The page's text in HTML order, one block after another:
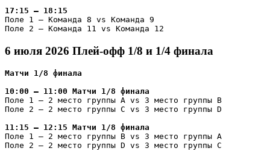
17:15 – 18:15
Поле 1 — Команда 8 vs Команда 9
Поле 2 — Команда 11 vs Команда 12
6 июля 2026 Плей-офф 1/8 и 1/4 финала
Матчи 1/8 финала
10:00 – 11:00 Матчи 1/8 финала
Поле 1 — 2 место группы A vs 3 место группы B
Поле 2 — 2 место группы C vs 3 место группы D
11:15 – 12:15 Матчи 1/8 финала
Поле 1 — 2 место группы B vs 3 место группы A
Поле 2 — 2 место группы D vs 3 место группы C